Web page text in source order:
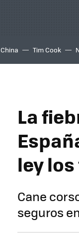
China Tim Cook
La
ley
Cane
seguros